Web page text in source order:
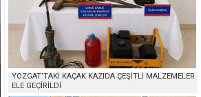
YOZGAT’TAKİ KAÇAK KAZIDA ÇEŞİTLİ MALZEMELER
ELE GEÇİRİLDİ